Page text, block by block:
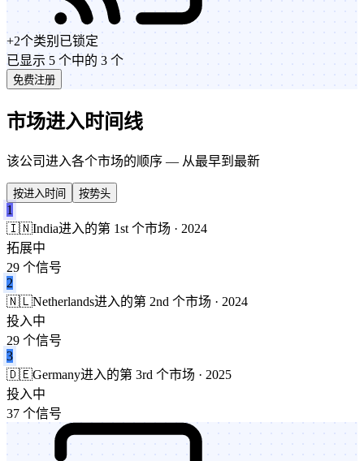
+2个类别 已锁定
已显示 5 个中的 3 个
免费注册
市场进入时间线
该公司进入各个市场的顺序 — 从最早到最新
按进入时间 按势头
1
🇮🇳India进入的第 1st 个市场 · 2024
拓展中
29 个信号
2
🇳🇱Netherlands进入的第 2nd 个市场 · 2024
投入中
29 个信号
3
🇩🇪Germany进入的第 3rd 个市场 · 2025
投入中
37 个信号